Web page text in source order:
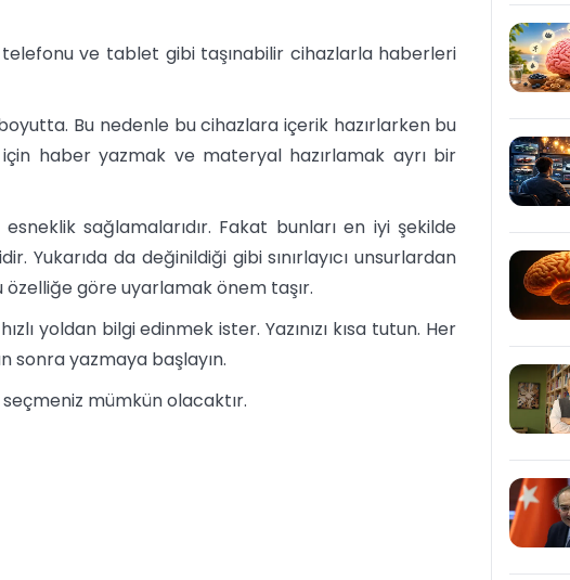
ve tablet gibi taşınabilir cihazlarla haberleri
Bu nedenle bu cihazlara içerik hazırlarken bu
haber yazmak ve materyal hazırlamak ayrı bir
sağlamalarıdır. Fakat bunları en iyi şekilde
Yukarıda da değinildiği gibi sınırlayıcı unsurlardan
özelliğe göre uyarlamak önem taşır.
yoldan bilgi edinmek ister. Yazınızı kısa tutun. Her
sonra yazmaya başlayın.
mümkün olacaktır.